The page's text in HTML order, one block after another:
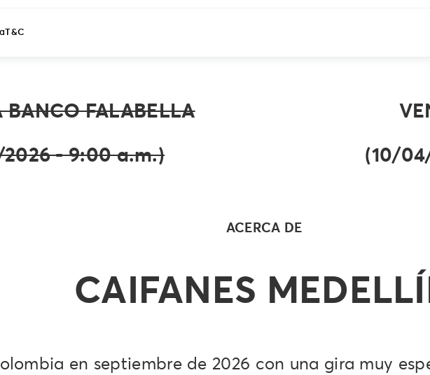
T&C
BANCO FALABELLA
- 9:00 a.m.)
(10/
ACERCA DE
CAIFANES
en septiembre de 2026 con una gira muy